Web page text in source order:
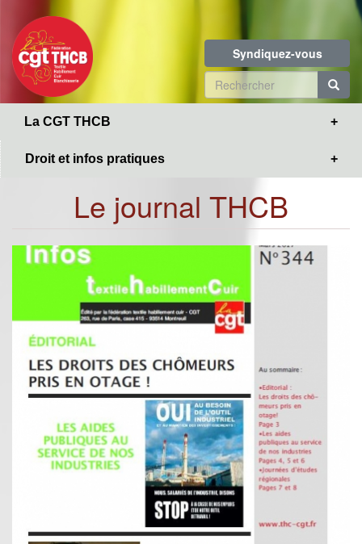
contenu
principal
Syndiquez-vous
Formulaire
de
La CGT THCB
Droit et infos pratiques
Le journal THCB